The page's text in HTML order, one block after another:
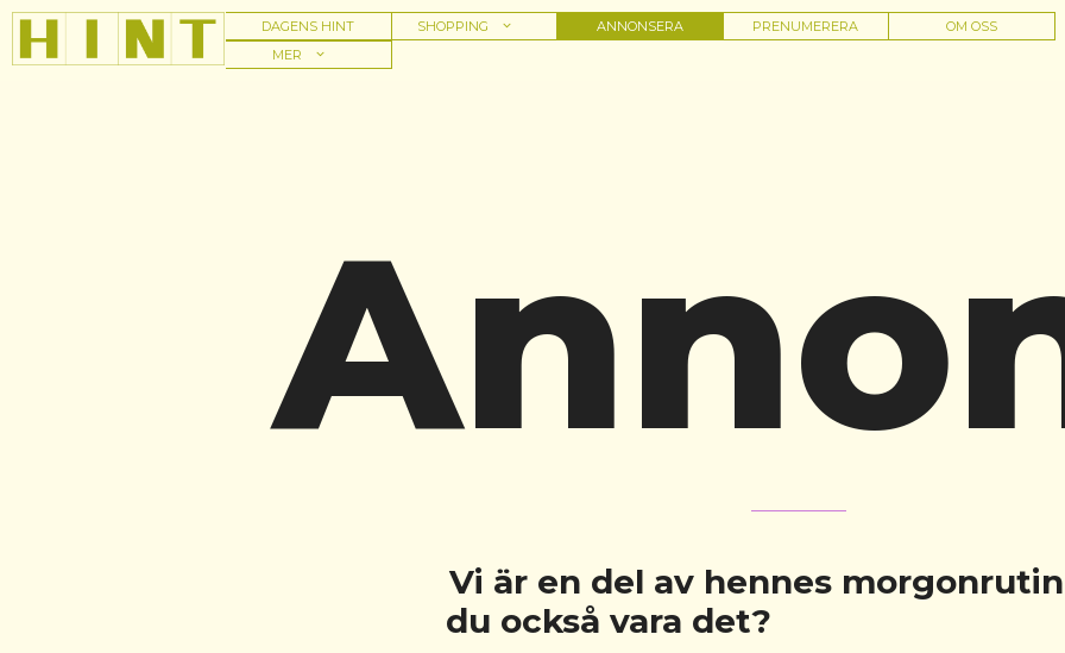
Hoppa
innehåll
DAGENS HINT SHOPPING ANNONSERA PRENUMERERA
OM OSS
MER
Vi är en del av hennes
du också vara det?